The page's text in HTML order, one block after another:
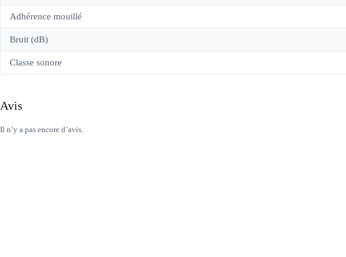
Adhérence mouillé
Bruit (dB)
Classe sonore
Avis
Il n’y a pas encore d’avis.